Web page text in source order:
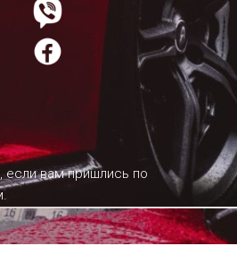
если вам пришлись по